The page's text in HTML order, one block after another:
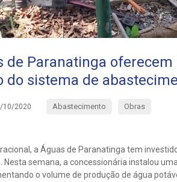
de Paranatinga
do sistema de
10/2020 Abastecimento Obras
a Águas de Paranatinga tem
semana, a concessionária instalou
o volume de produção de água